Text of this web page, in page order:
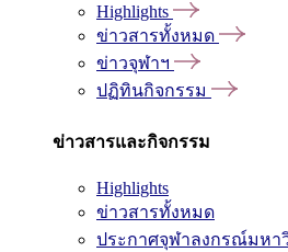
Highlights
ข่าวสารทั้งหมด
ข่าวจุฬาฯ
ปฏิทินกิจกรรม
ข่าวสารและกิจกรรม
Highlights
ข่าวสารทั้งหมด
ประกาศจุฬาลงกรณ์มหา